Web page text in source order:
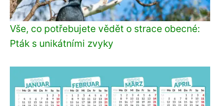
Vše, co potřebujete vědět o strace obecné:
Pták s unikátními zvyky